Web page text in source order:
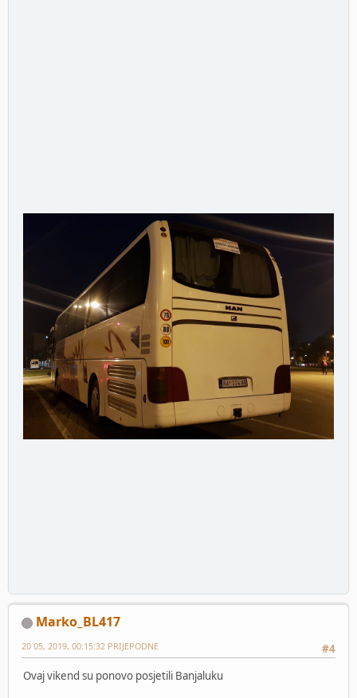
Marko_BL417
#4
20 05, 2019, 00:15:32 PRIJEPODNE
Ovaj vikend su ponovo posjetili Banjaluku